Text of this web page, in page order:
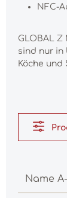
NFC-
GLOBAL
sind nur in
Köche und